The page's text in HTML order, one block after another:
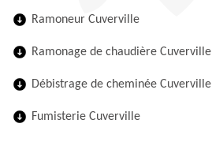
Ramoneur Cuverville
Ramonage de chaudière Cuverville
Débistrage de cheminée Cuverville
Fumisterie Cuverville